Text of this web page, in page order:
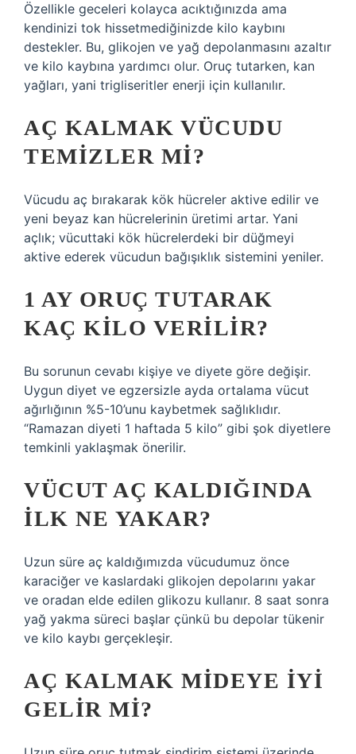
Özellikle geceleri kolayca acıktığınızda ama
kendinizi tok hissetmediğinizde kilo kaybını
destekler. Bu, glikojen ve yağ depolanmasını azaltır
ve kilo kaybına yardımcı olur. Oruç tutarken, kan
yağları, yani trigliseritler enerji için kullanılır.
AÇ KALMAK VÜCUDU
TEMIZLER MI?
Vücudu aç bırakarak kök hücreler aktive edilir ve
yeni beyaz kan hücrelerinin üretimi artar. Yani
açlık; vücuttaki kök hücrelerdeki bir düğmeyi
aktive ederek vücudun bağışıklık sistemini yeniler.
1 AY ORUÇ TUTARAK
KAÇ KILO VERILIR?
Bu sorunun cevabı kişiye ve diyete göre değişir.
Uygun diyet ve egzersizle ayda ortalama vücut
ağırlığının %5-10’unu kaybetmek sağlıklıdır.
“Ramazan diyeti 1 haftada 5 kilo” gibi şok diyetlere
temkinli yaklaşmak önerilir.
VÜCUT AÇ KALDIĞINDA
ILK NE YAKAR?
Uzun süre aç kaldığımızda vücudumuz önce
karaciğer ve kaslardaki glikojen depolarını yakar
ve oradan elde edilen glikozu kullanır. 8 saat sonra
yağ yakma süreci başlar çünkü bu depolar tükenir
ve kilo kaybı gerçekleşir.
AÇ KALMAK MIDEYE IYI
GELIR MI?